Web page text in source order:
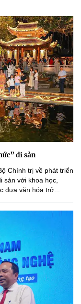
di sản
Chính trị về phát triển
sản với khoa học,
đưa văn hóa trở...